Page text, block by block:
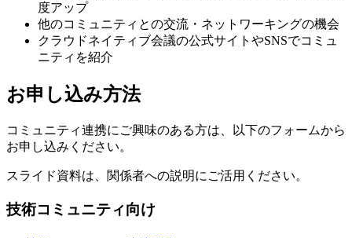
度アップ
他のコミュニティとの交流・ネットワーキングの機会
クラウドネイティブ会議の公式サイトやSNSでコミュ
ニティを紹介
お申し込み方法
コミュニティ連携にご興味のある方は、以下のフォームから
お申し込みください。
スライド資料は、関係者への説明にご活用ください。
技術コミュニティ向け